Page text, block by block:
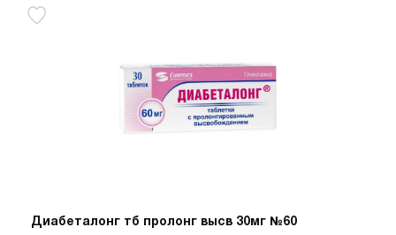
Диабеталонг тб пролонг высв 30мг №60